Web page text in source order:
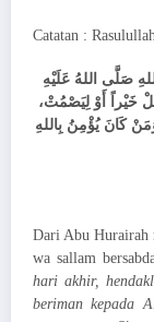
Catatan : Rasulullah
صَلَّى اللهُ عَلَيْهِ
خَيْراً أَوْ لِيَصْمُتْ،
كَانَ يُؤْمِنُ بِاللهِ
Dari Abu Hurairah
wa sallam
hari akhir,
beriman kepada